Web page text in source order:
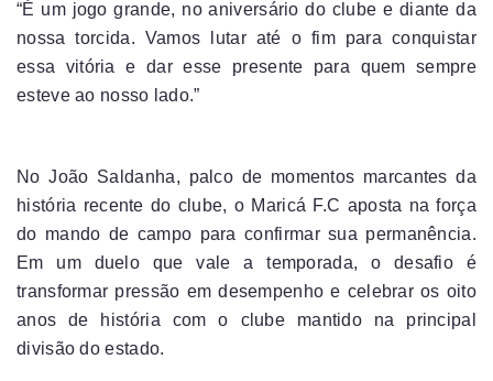
“É um jogo grande, no aniversário do clube e diante da
nossa torcida. Vamos lutar até o fim para conquistar
essa vitória e dar esse presente para quem sempre
esteve ao nosso lado.”
No João Saldanha, palco de momentos marcantes da
história recente do clube, o Maricá F.C aposta na força
do mando de campo para confirmar sua permanência.
Em um duelo que vale a temporada, o desafio é
transformar pressão em desempenho e celebrar os oito
anos de história com o clube mantido na principal
divisão do estado.